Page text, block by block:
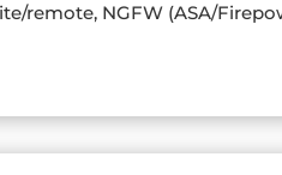
remote, NGFW (ASA/